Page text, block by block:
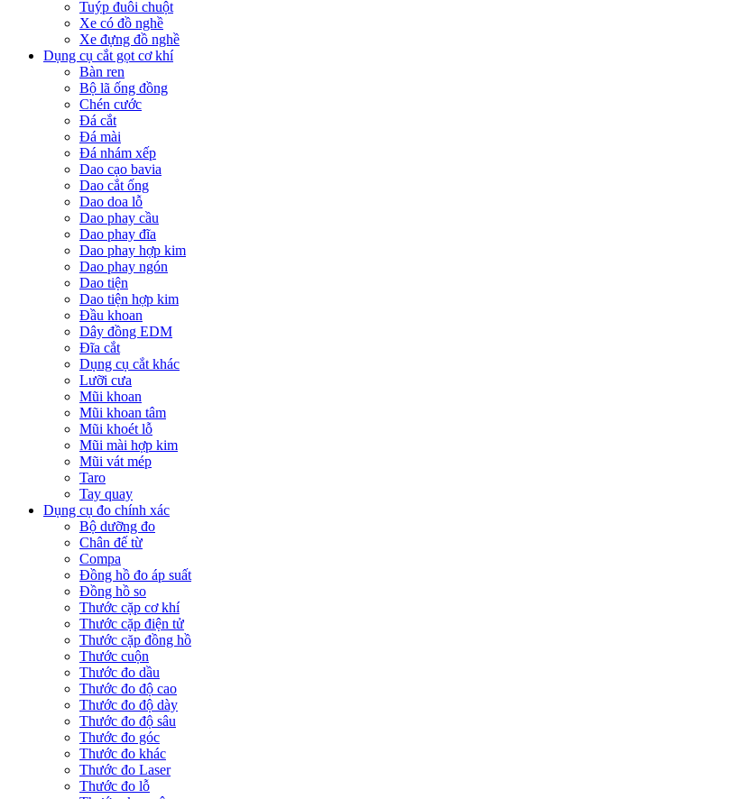
Tuýp đuôi chuột
Xe có đồ nghề
Xe đựng đồ nghề
Dụng cụ cắt gọt cơ khí
Bàn ren
Bộ lã ống đồng
Chén cước
Đá cắt
Đá mài
Đá nhám xếp
Dao cạo bavia
Dao cắt ống
Dao doa lỗ
Dao phay cầu
Dao phay đĩa
Dao phay hợp kim
Dao phay ngón
Dao tiện
Dao tiện hợp kim
Đầu khoan
Dây đồng EDM
Đĩa cắt
Dụng cụ cắt khác
Lưỡi cưa
Mũi khoan
Mũi khoan tâm
Mũi khoét lỗ
Mũi mài hợp kim
Mũi vát mép
Taro
Tay quay
Dụng cụ đo chính xác
Bộ dưỡng đo
Chân đế từ
Compa
Đồng hồ đo áp suất
Đồng hồ so
Thước cặp cơ khí
Thước cặp điện tử
Thước cặp đồng hồ
Thước cuộn
Thước đo dầu
Thước đo độ cao
Thước đo độ dày
Thước đo độ sâu
Thước đo góc
Thước đo khác
Thước đo Laser
Thước đo lỗ